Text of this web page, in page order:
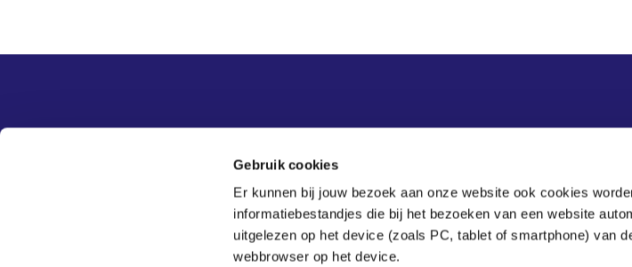
Gebruik cookies
Er kunnen bij jouw bezoek aan onze website ook cookies
informatiebestandjes die bij het bezoeken van een website
uitgelezen op het device (zoals PC, tablet of smartphone) van
webbrowser op het device.
Contact
Tel:070 - 3 499 499
Veelgestelde vragen
Postbus 90405
2509 LK Den Haag